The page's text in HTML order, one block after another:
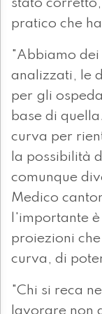
stato
pratico che
"Abbiamo
analizzati, le
per gli
base di
curva per
la possibilità
comunque
Medico
l'importante
proiezioni
curva, di
"Chi si reca